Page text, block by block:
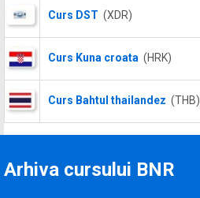
Curs DST (XDR)
Curs Kuna croata (HRK)
Curs Bahtul thailandez (THB)
Arhiva cursului BNR